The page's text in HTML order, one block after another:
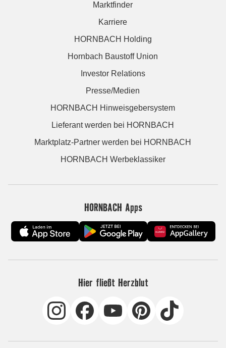
Marktfinder
Karriere
HORNBACH Holding
Hornbach Baustoff Union
Investor Relations
Presse/Medien
HORNBACH Hinweisgebersystem
Lieferant werden bei HORNBACH
Marktplatz-Partner werden bei HORNBACH
HORNBACH Werbeklassiker
HORNBACH Apps
Hier fließt Herzblut